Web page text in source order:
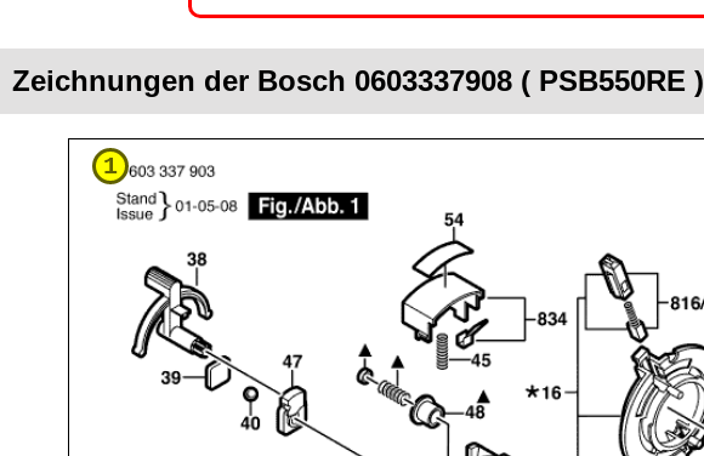
Zeichnungen der Bosch 0603337908 ( PSB550RE )
1